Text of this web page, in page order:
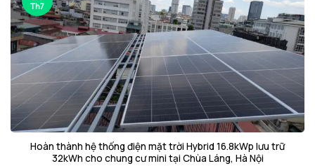
Hoàn thành hệ thống điện mặt trời Hybrid 16.8kWp lưu trữ
32kWh cho chung cư mini tại Chùa Láng, Hà Nội
Th7